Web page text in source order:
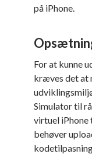
på iPhone.
For at kunne
kræves det at
Simulator til
virtuel iPhone
behøver